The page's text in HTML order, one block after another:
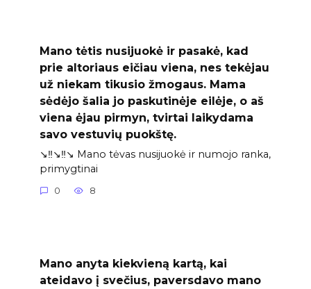
Mano tėtis nusijuokė ir pasakė, kad
prie altoriaus eičiau viena, nes tekėjau
už niekam tikusio žmogaus. Mama
sėdėjo šalia jo paskutinėje eilėje, o aš
viena ėjau pirmyn, tvirtai laikydama
savo vestuvių puokštę.
↘️‼️↘️‼️↘️ Mano tėvas nusijuokė ir numojo ranka,
primygtinai
0 8
Mano anyta kiekvieną kartą, kai
ateidavo į svečius, paversdavo mano